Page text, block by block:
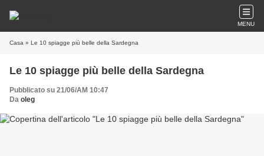
MENU
Casa » Le 10 spiagge più belle della Sardegna
Le 10 spiagge più belle della Sardegna
Pubblicato su 21/06/AM 10:47
Da oleg